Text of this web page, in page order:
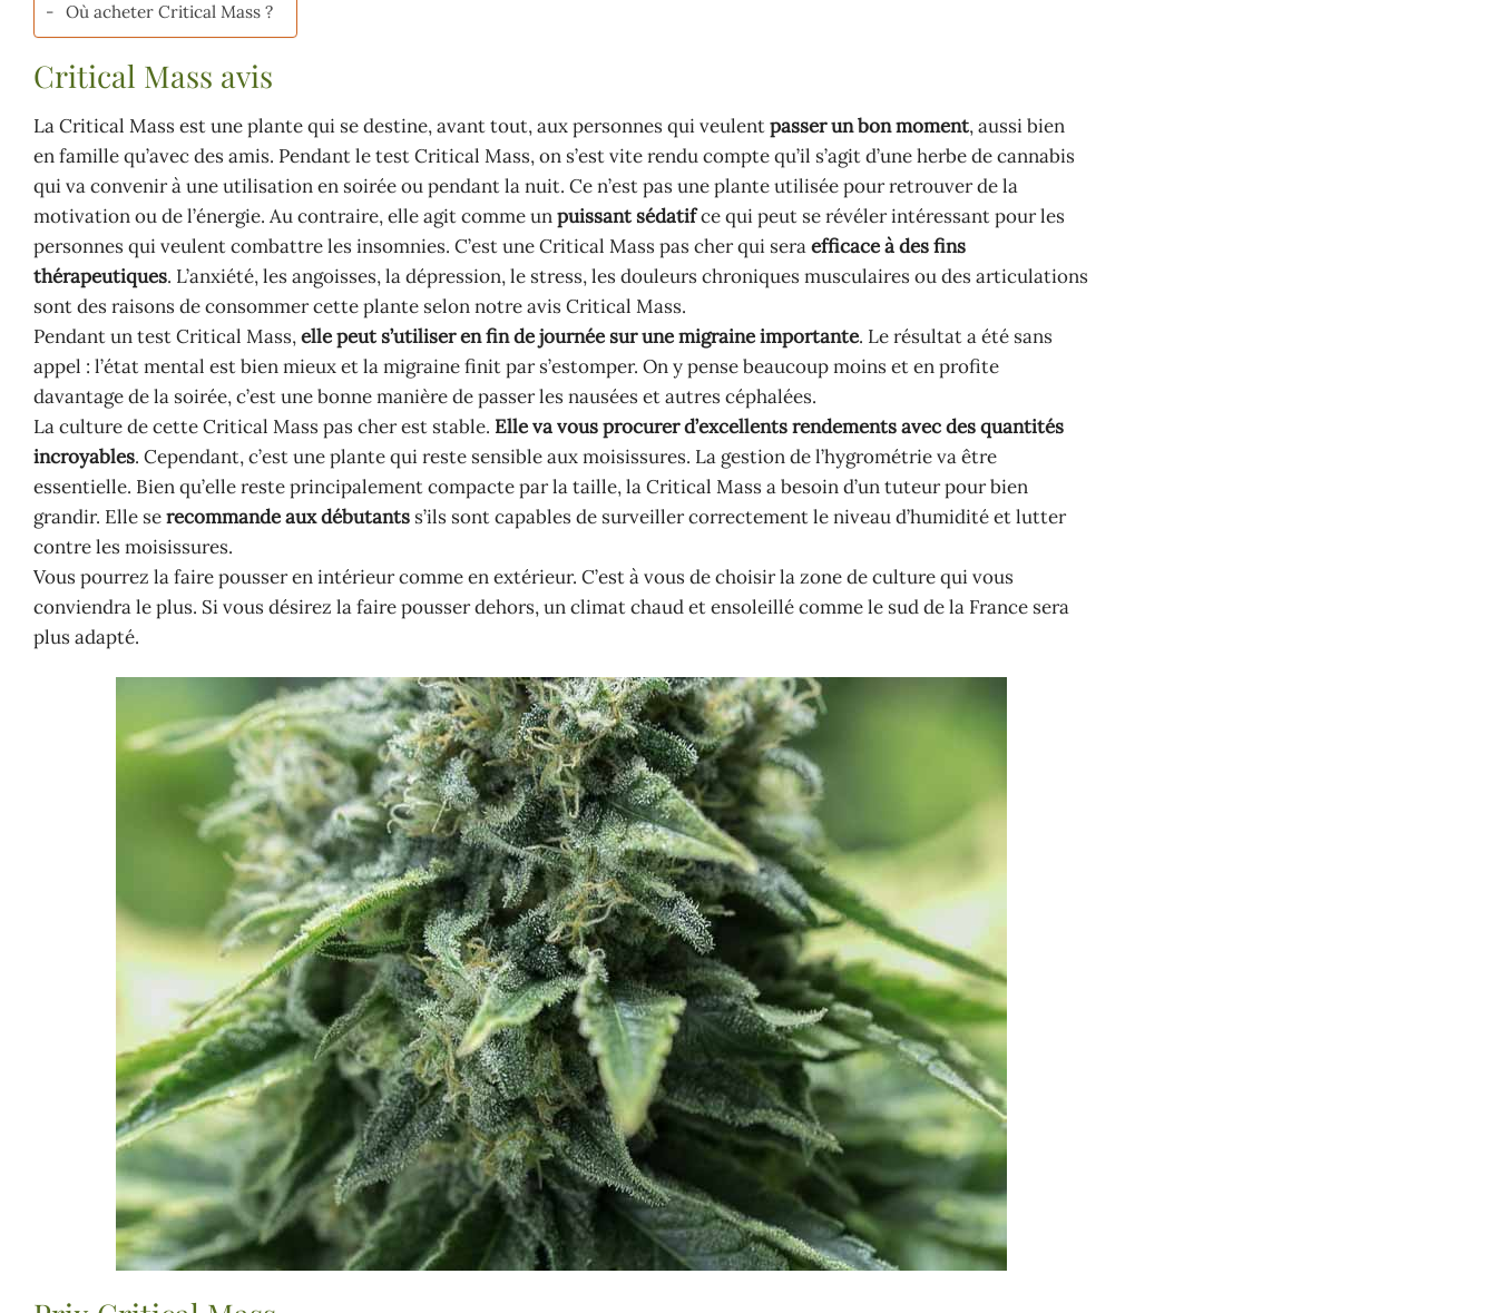
Où acheter Critical Mass ?
Critical Mass avis
La Critical Mass est une plante qui se destine, avant tout, aux personnes qui veulentpasser un bon moment, aussi bien
en famille qu’avec des amis. Pendant le test Critical Mass, on s’est vite rendu compte qu’il s’agit d’une herbe de cannabis
qui va convenir à une utilisation en soirée ou pendant la nuit. Ce n’est pas une plante utilisée pour retrouver de la
motivation ou de l’énergie. Au contraire, elle agit comme unpuissant sédatifce qui peut se révéler intéressant pour les
personnes qui veulent combattre les insomnies. C’est une Critical Mass pas cher qui seraefficace à des fins
thérapeutiques. L’anxiété, les angoisses, la dépression, le stress, les douleurs chroniques musculaires ou des articulations
sont des raisons de consommer cette plante selon notre avis Critical Mass.
Pendant un test Critical Mass,elle peut s’utiliser en fin de journée sur une migraine importante. Le résultat a été sans
appel : l’état mental est bien mieux et la migraine finit par s’estomper. On y pense beaucoup moins et en profite
davantage de la soirée, c’est une bonne manière de passer les nausées et autres céphalées.
La culture de cette Critical Mass pas cher est stable. Elle va vous procurer d’excellents rendements avec des quantités
incroyables. Cependant, c’est une plante qui reste sensible aux moisissures. La gestion de l’hygrométrie va être
essentielle. Bien qu’elle reste principalement compacte par la taille, la Critical Mass a besoin d’un tuteur pour bien
grandir. Elle serecommande aux débutants s’ils sont capables de surveiller correctement le niveau d’humidité et lutter
contre les moisissures.
Vous pourrez la faire pousser en intérieur comme en extérieur. C’est à vous de choisir la zone de culture qui vous
conviendra le plus. Si vous désirez la faire pousser dehors, un climat chaud et ensoleillé comme le sud de la France sera
plus adapté.